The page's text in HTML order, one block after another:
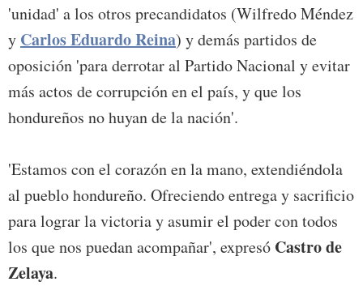
'unidad' a los otros precandidatos (Wilfredo Méndez
y Carlos Eduardo Reina) y demás partidos de
oposición 'para derrotar al Partido Nacional y evitar
más actos de corrupción en el país, y que los
hondureños no huyan de la nación'.
'Estamos con el corazón en la mano, extendiéndola
al pueblo hondureño. Ofreciendo entrega y sacrificio
para lograr la victoria y asumir el poder con todos
los que nos puedan acompañar', expresó Castro de
Zelaya.